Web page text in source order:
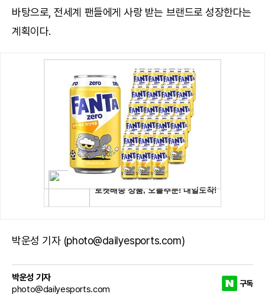
바탕으로, 전세계 팬들에게 사랑 받는 브랜드로 성장한다는
계획이다.
박운성 기자 (photo@dailyesports.com)
박운성 기자
photo@dailyesports.com
구독